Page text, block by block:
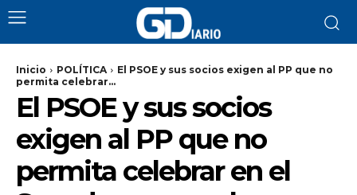
Inicio POLÍTICA
El PSOE y sus socios exigen al PP que no
permita celebrar...
El PSOE y sus socios
exigen al PP que no
permita celebrar en el